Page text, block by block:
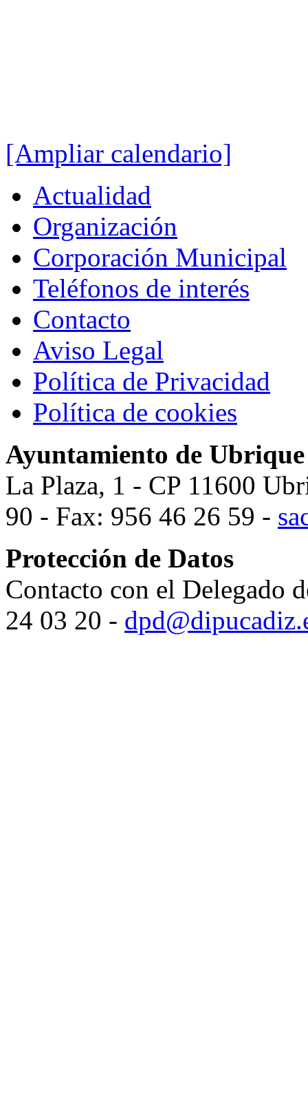
[Ampliar calendario]
Actualidad
Organización
Corporación Municipal
Teléfonos de interés
Contacto
Aviso Legal
Política de Privacidad
Política de cookies
Ayuntamiento de Ubrique
La Plaza, 1 - CP 11600
90 - Fax: 956 46 26 59 -
Protección de Datos
Contacto con el Delegado
24 03 20 -